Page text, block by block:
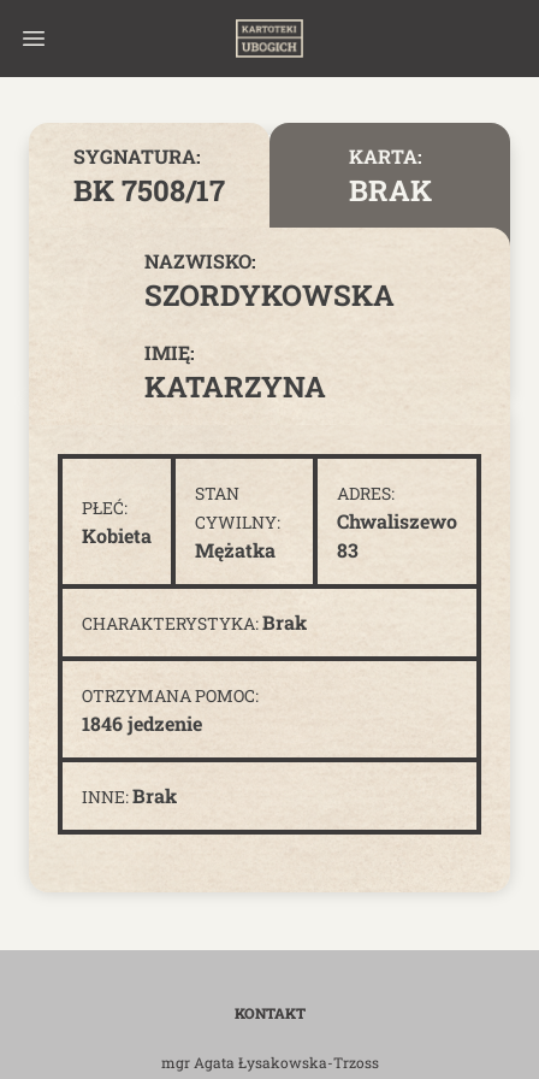
SYGNATURA:
BK 7508/17
KARTA:
BRAK
NAZWISKO:
SZORDYKOWSKA
IMIĘ:
KATARZYNA
PŁEĆ:
Kobieta
STAN
CYWILNY:
Mężatka
ADRES:
Chwaliszewo
83
CHARAKTERYSTYKA:Brak
OTRZYMANA POMOC:
1846 jedzenie
INNE:Brak
KONTAKT
mgr Agata Łysakowska-Trzoss